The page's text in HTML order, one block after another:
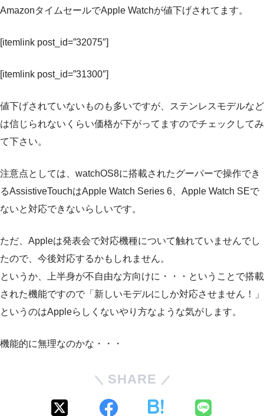
AmazonタイムセールでApple Watchが値下げされてます。
[itemlink post_id=”32075″]
[itemlink post_id=”31300″]
値下げされていないものも多いですが、ステンレスモデルなど
は信じられないくらい価格が下がってますのでチェックしてみ
て下さい。
注意点としては、watchOS8に搭載されたグーパーで操作でき
るAssistiveTouchはApple Watch Series 6、Apple Watch SEで
ないと対応できないらしいです。
ただ、Appleは発表会で対応機種について触れていませんでし
たので、今後対応するかもしれません。
というか、上半身が不自由な方向けに・・・ということで搭載
された機能ですので「新しいモデルにしか対応させません！」
というのはAppleらしくないやり方なような気がします。
機能的に無理なのかな・・・
SHARE